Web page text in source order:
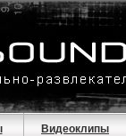
Видеоклипы